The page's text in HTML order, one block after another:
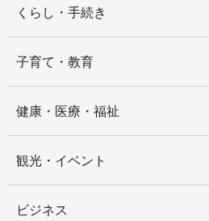
くらし・手続き
子育て・教育
健康・医療・福祉
観光・イベント
ビジネス